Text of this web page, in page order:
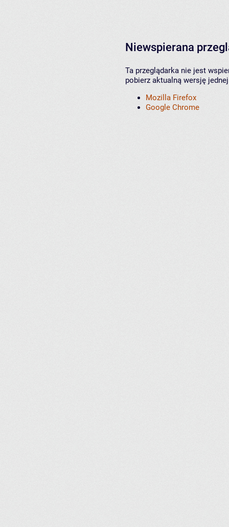
Niewspierana
Ta przeglądarka nie jest
pobierz aktualną wersję
Mozilla Firefox
Google Chrome